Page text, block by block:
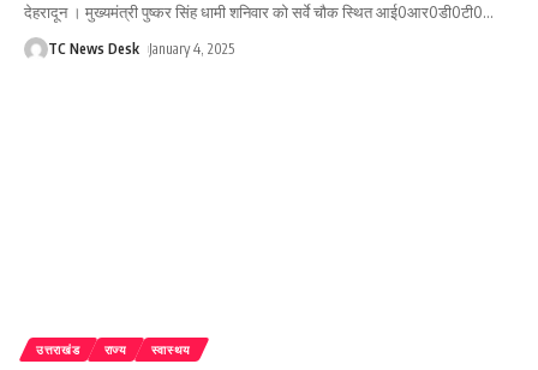
देहरादून । मुख्यमंत्री पुष्कर सिंह धामी शनिवार को सर्वे चौक स्थित आई0आर0डी0टी0…
TC News Desk January 4, 2025
उत्तराखंड राज्य स्वास्थय